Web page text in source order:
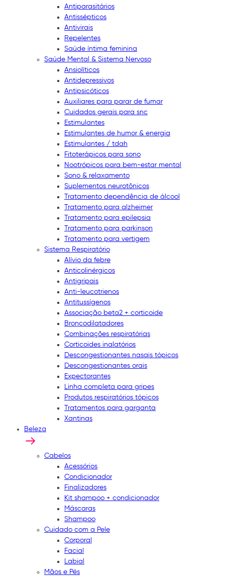
Antiparasitários
Antissépticos
Antivirais
Repelentes
Saúde íntima feminina
Saúde Mental & Sistema Nervoso
Ansiolíticos
Antidepressivos
Antipsicóticos
Auxiliares para parar de fumar
Cuidados gerais para snc
Estimulantes
Estimulantes de humor & energia
Estimulantes / tdah
Fitoterápicos para sono
Nootrópicos para bem-estar mental
Sono & relaxamento
Suplementos neurotônicos
Tratamento dependência de álcool
Tratamento para alzheimer
Tratamento para epilepsia
Tratamento para parkinson
Tratamento para vertigem
Sistema Respiratório
Alívio da febre
Anticolinérgicos
Antigripais
Anti-leucotrienos
Antitussígenos
Associação beta2 + corticoide
Broncodilatadores
Combinações respiratórias
Corticoides inalatórios
Descongestionantes nasais tópicos
Descongestionantes orais
Expectorantes
Linha completa para gripes
Produtos respiratórios tópicos
Tratamentos para garganta
Xantinas
Beleza
Cabelos
Acessórios
Condicionador
Finalizadores
Kit shampoo + condicionador
Máscaras
Shampoo
Cuidado com a Pele
Corporal
Facial
Labial
Mãos e Pés